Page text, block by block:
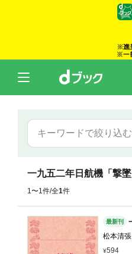
一九五二年日航機「撃
1〜1件/全1件
最新刊
松本清張
594